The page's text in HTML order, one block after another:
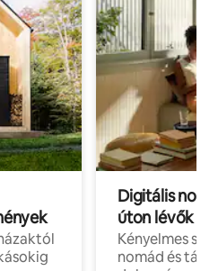
Digitális
úton lévők
Kényelmes
nomád és